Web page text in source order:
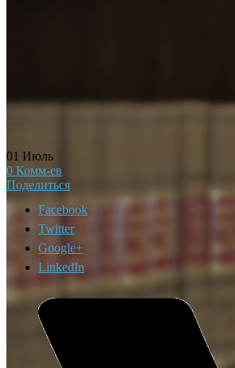
01 Июль
0 Комм-ев
Поделиться
Facebook
Twitter
Google+
LinkedIn